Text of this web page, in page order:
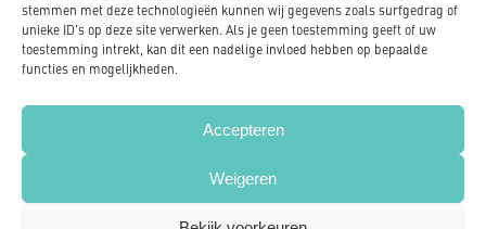
stemmen met deze technologieën kunnen wij gegevens zoals surfgedrag of
unieke ID's op deze site verwerken. Als je geen toestemming geeft of uw
toestemming intrekt, kan dit een nadelige invloed hebben op bepaalde
functies en mogelijkheden.
Accepteren
Weigeren
Copyright 2020 - NVLE Nederland
Privacy policy